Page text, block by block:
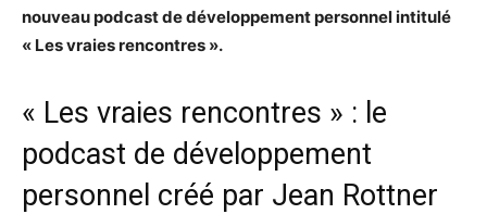
nouveau podcast de développement personnel intitulé
« Les vraies rencontres ».
« Les vraies rencontres » : le
podcast de développement
personnel créé par Jean Rottner